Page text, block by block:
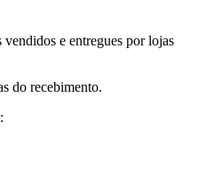
e entregues por lojas
do recebimento.